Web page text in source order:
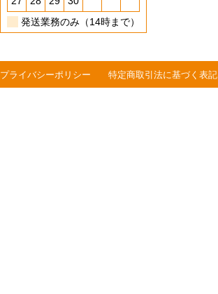
発送業務のみ（14時まで）
プライバシーポリシー 特定商取引法に基づく表記